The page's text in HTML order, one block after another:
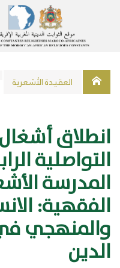
اﻟﻌﻘﻴﺪﺓ اﻷﺷﻌﺮﻳﺔ
انطلاق
التواصلية
المدرسة
الفقهية:
والمنهجي
الدين